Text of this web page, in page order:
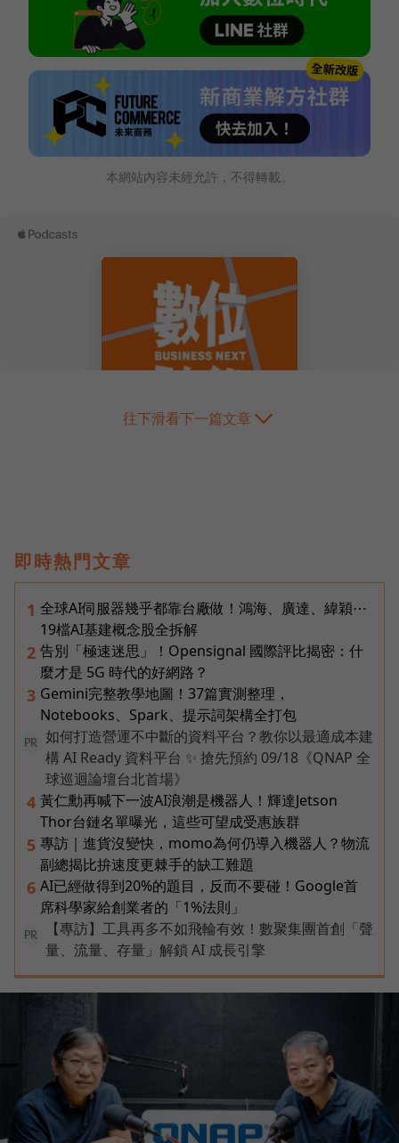
本網站內容未經允許，不得轉載。
往下滑看下一篇文章
即時熱門文章
1 全球AI伺服器幾乎都靠台廠做！鴻海、廣達、緯穎⋯
19檔AI基建概念股全拆解
2 告別「極速迷思」！Opensignal 國際評比揭密：什
麼才是 5G 時代的好網路？
3 Gemini完整教學地圖！37篇實測整理，
Notebooks、Spark、提示詞架構全打包
PR
如何打造營運不中斷的資料平台？教你以最適成本建
構 AI Ready 資料平台 ✨ 搶先預約 09/18《QNAP 全
球巡迴論壇台北首場》
4 黃仁勳再喊下一波AI浪潮是機器人！輝達Jetson
Thor台鏈名單曝光，這些可望成受惠族群
5 專訪｜進貨沒變快，momo為何仍導入機器人？物流
副總揭比拚速度更棘手的缺工難題
6 AI已經做得到20%的題目，反而不要碰！Google首
席科學家給創業者的「1%法則」
PR
【專訪】工具再多不如飛輪有效！數聚集團首創「聲
量、流量、存量」解鎖 AI 成長引擎